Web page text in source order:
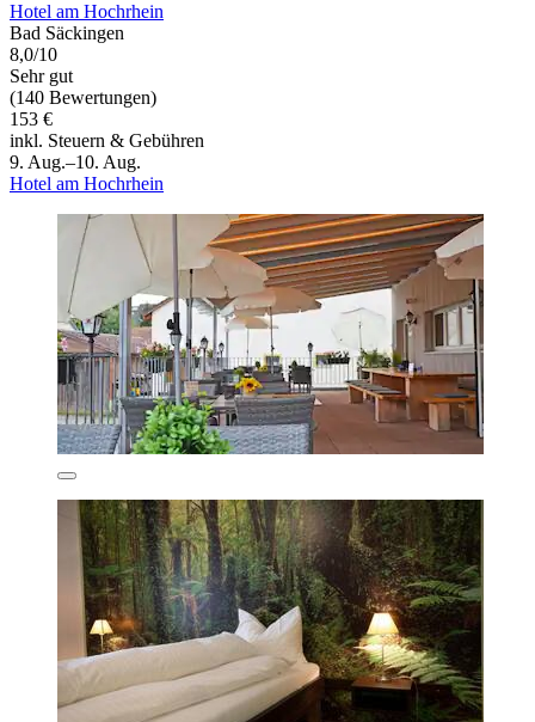
Hotel am Hochrhein
Bad Säckingen
8,0/10
Sehr gut
(140 Bewertungen)
153 €
inkl. Steuern & Gebühren
9. Aug.–10. Aug.
Hotel am Hochrhein